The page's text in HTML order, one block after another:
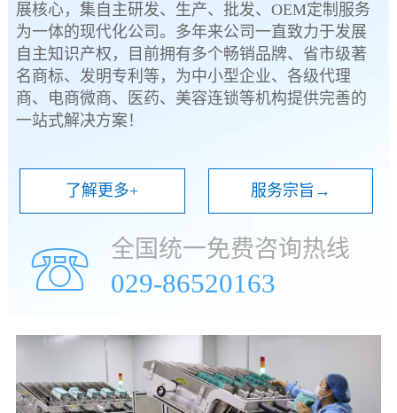
展核心，集自主研发、生产、批发、OEM定制服务
为一体的现代化公司。多年来公司一直致力于发展
自主知识产权，目前拥有多个畅销品牌、省市级著
名商标、发明专利等，为中小型企业、各级代理
商、电商微商、医药、美容连锁等机构提供完善的
一站式解决方案！
了解更多+ 服务宗旨→
☏ 全国统一免费咨询热线
029-86520163